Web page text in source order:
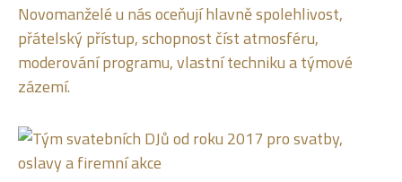
Novomanželé u nás oceňují hlavně spolehlivost,
přátelský přístup, schopnost číst atmosféru,
moderování programu, vlastní techniku a týmové
zázemí.